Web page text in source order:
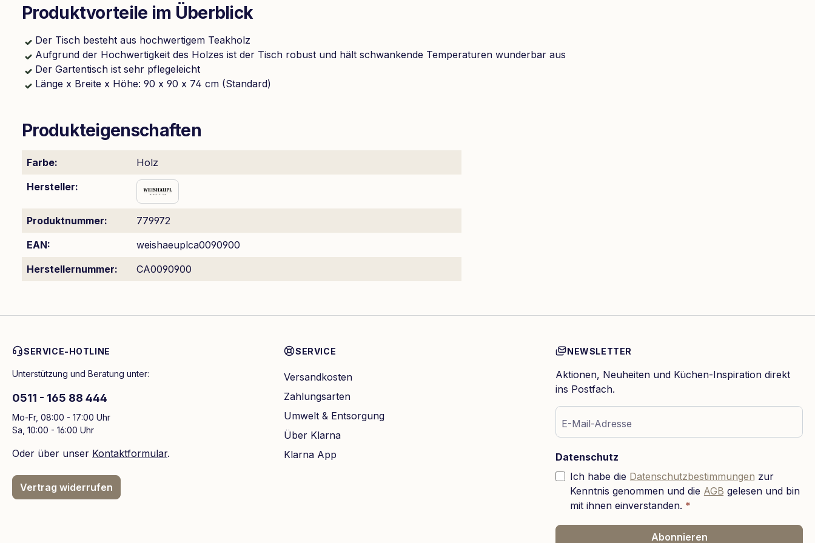
Produktvorteile im Überblick
Der Tisch besteht aus hochwertigem Teakholz
Aufgrund der Hochwertigkeit des Holzes ist der Tisch robust und hält schwankende Temperaturen wunderbar aus
Der Gartentisch ist sehr pflegeleicht
Länge x Breite x Höhe: 90 x 90 x 74 cm (Standard)
Produkteigenschaften
Farbe:
Holz
Hersteller:
Produktnummer:
779972
EAN:
weishaeuplca0090900
Herstellernummer:
CA0090900
SERVICE-HOTLINE
Unterstützung und Beratung unter:
0511 - 165 88 444
Mo-Fr, 08:00 - 17:00 Uhr
Sa, 10:00 - 16:00 Uhr
Oder über unser Kontaktformular.
Vertrag widerrufen
SERVICE
Versandkosten
Zahlungsarten
Umwelt & Entsorgung
Über Klarna
Klarna App
NEWSLETTER
Aktionen, Neuheiten und Küchen-Inspiration direkt
ins Postfach.
E-Mail-Adresse
Datenschutz
Ich habe die Datenschutzbestimmungen zur
Kenntnis genommen und die AGB gelesen und bin
mit ihnen einverstanden. *
Abonnieren